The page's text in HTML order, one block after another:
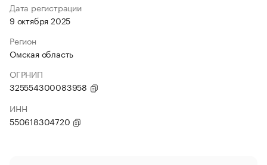
Дата регистрации
9 октября 2025
Регион
Омская область
ОГРНИП
325554300083958
ИНН
550618304720